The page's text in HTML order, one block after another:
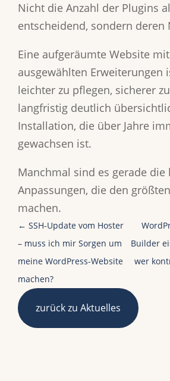
Nicht die Anzahl der Plugins
entscheidend, sondern deren
Eine aufgeräumte Website
ausgewählten Erweiterungen
leichter zu pflegen, sicherer
langfristig deutlich
Installation, die über Jahre
gewachsen ist.
Manchmal sind es gerade die
Anpassungen, die den
machen.
← SSH-Update vom Hoster
– muss ich mir Sorgen um
meine WordPress-Website
machen?
Builder
wer
zurück zu Aktuelles